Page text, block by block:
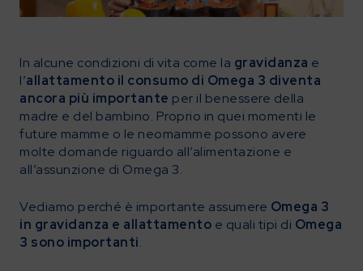
In alcune condizioni di vita come la gravidanza e
l’allattamento il consumo di Omega 3 diventa
ancora più importante per il benessere della
madre e del bambino. Proprio in quei momenti le
future mamme o le neomamme possono avere
molte domande riguardo all’alimentazione e
all’assunzione di Omega 3.
Vediamo perché è importante assumere Omega 3
in gravidanza e allattamento e quali tipi di Omega
3 sono importanti.